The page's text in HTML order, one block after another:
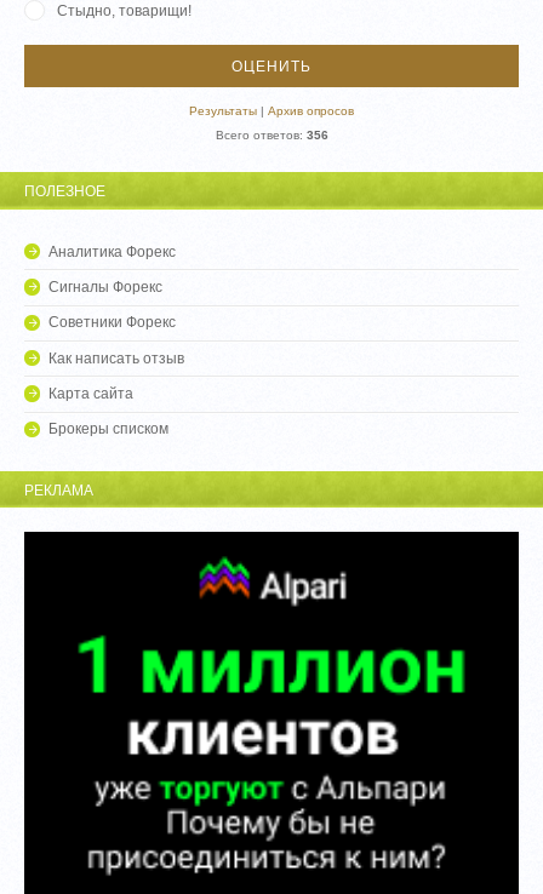
Стыдно, товарищи!
Результаты | Архив опросов
Всего ответов: 356
ПОЛЕЗНОЕ
Аналитика Форекс
Сигналы Форекс
Советники Форекс
Как написать отзыв
Карта сайта
Брокеры списком
РЕКЛАМА